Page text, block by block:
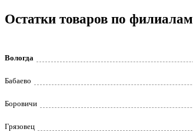
Остатки товаров по филиалам
Вологда
Бабаево
Боровичи
Грязовец